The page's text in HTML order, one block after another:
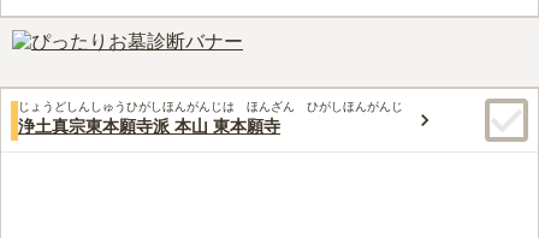
口コミ評価
40代女性
最寄り駅からあるいていくあいだに、ひつようなものはそろう
し、なんならおてらがわで用意してくださる。最寄り駅付近は繁華街なの
で買い物食事に困らない。下町風情が情緒があってもイイ。
じょうどしんしゅうひがしほんがんじは ほんざん ひがしほんがんじ
浄土真宗東本願寺派 本山 東本願寺